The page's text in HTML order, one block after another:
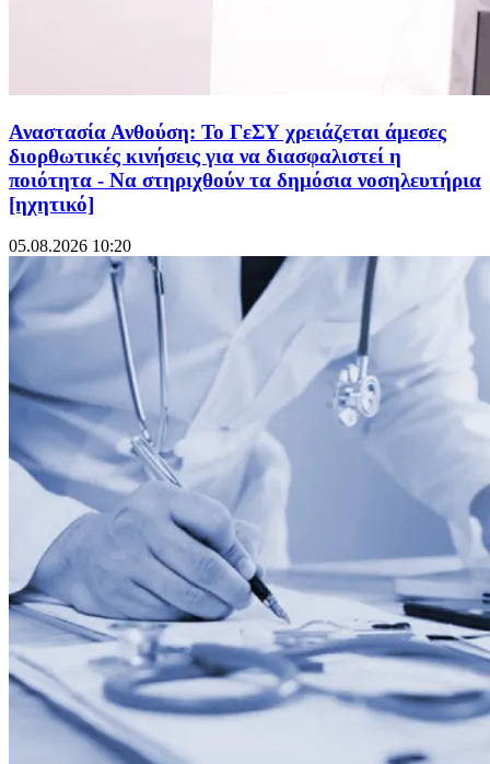
Αναστασία Ανθούση: Το ΓεΣΥ χρειάζεται άμεσες
διορθωτικές κινήσεις για να διασφαλιστεί η
ποιότητα - Να στηριχθούν τα δημόσια νοσηλευτήρια
[ηχητικό]
05.08.2026 10:20